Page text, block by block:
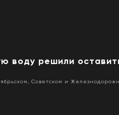
воду решили
Советском и